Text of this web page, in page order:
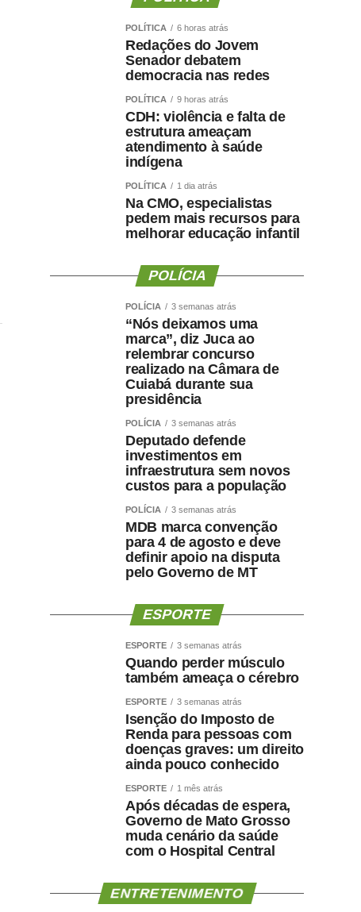
POLÍTICA 6 horas atrás
Redações do Jovem
Senador debatem
democracia nas redes
POLÍTICA 9 horas atrás
CDH: violência e falta de
estrutura ameaçam
atendimento à saúde
indígena
POLÍTICA 1 dia atrás
Na CMO, especialistas
pedem mais recursos para
melhorar educação infantil
POLÍCIA
POLÍCIA 3 semanas atrás
“Nós deixamos uma
marca”, diz Juca ao
relembrar concurso
realizado na Câmara de
Cuiabá durante sua
presidência
POLÍCIA 3 semanas atrás
Deputado defende
investimentos em
infraestrutura sem novos
custos para a população
POLÍCIA 3 semanas atrás
MDB marca convenção
para 4 de agosto e deve
definir apoio na disputa
pelo Governo de MT
ESPORTE
ESPORTE 3 semanas atrás
Quando perder músculo
também ameaça o cérebro
ESPORTE 3 semanas atrás
Isenção do Imposto de
Renda para pessoas com
doenças graves: um direito
ainda pouco conhecido
ESPORTE 1 mês atrás
Após décadas de espera,
Governo de Mato Grosso
muda cenário da saúde
com o Hospital Central
ENTRETENIMENTO